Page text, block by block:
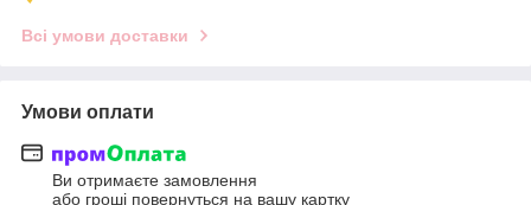
Всі умови доставки
Умови оплати
Ви отримаєте замовлення
або гроші повернуться на вашу картку